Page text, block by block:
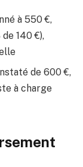
à 550 €,
140 €),
de 600 €,
à charge